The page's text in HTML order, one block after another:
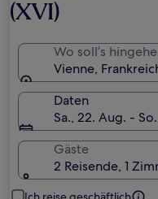
(XVI)
Wo soll’s
Vienne,
Daten
Sa., 22. Aug. -
Gäste
2 Reisende, 1